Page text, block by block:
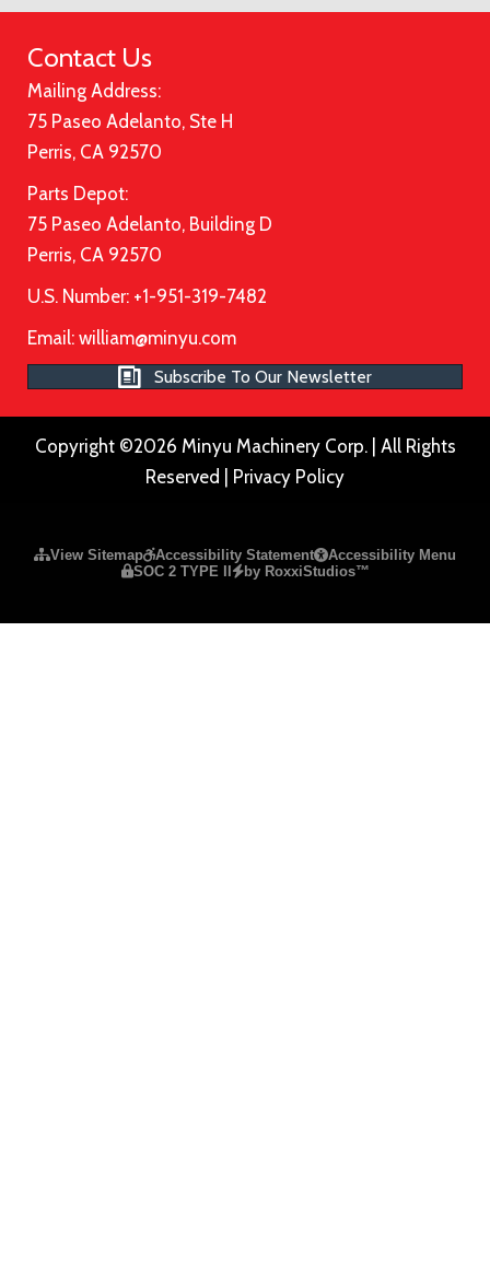
Contact Us
Mailing Address:
75 Paseo Adelanto, Ste H
Perris, CA 92570
Parts Depot:
75 Paseo Adelanto, Building D
Perris, CA 92570
U.S. Number: +1-951-319-7482
Email: william@minyu.com
Subscribe To Our Newsletter
Copyright ©2026 Minyu Machinery Corp. | All Rights
Reserved | Privacy Policy
View Sitemap Accessibility Statement
Accessibility Menu
SOC 2 TYPE II
by RoxxiStudios™